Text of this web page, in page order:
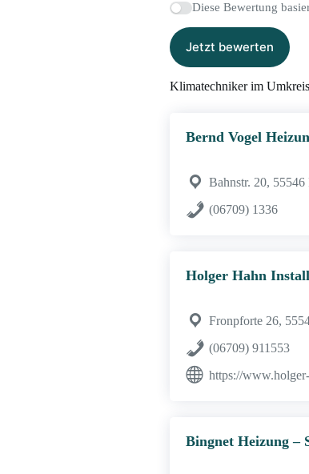
Diese Bewertung
Jetzt bewerten
Klimatechniker im
Bernd Vogel
Bahnstr. 20,
(06709) 1336
Holger Hahn
Fronpforte 26,
(06709) 911553
https://
Bingnet Heizung –